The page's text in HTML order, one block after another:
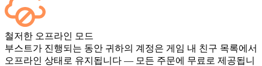
네, 모든 경기가 종료되는 즉시 대시보드에 표시됩니다. 게임
플레이를 직접 보고 싶으시다면 결제 시 스트리밍 옵션을 추가
하세요.
철저한 오프라인 모드
부스트가 진행되는 동안 귀하의 계정은 게임 내 친구 목록에서
오프라인 상태로 유지됩니다 — 모든 주문에 무료로 제공됩니